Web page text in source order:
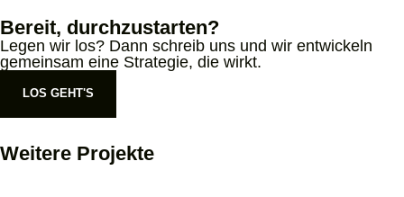
Bereit, durchzustarten?
Legen wir los? Dann schreib uns und wir entwickeln
gemeinsam eine Strategie, die wirkt.
LOS GEHT'S
Weitere Projekte